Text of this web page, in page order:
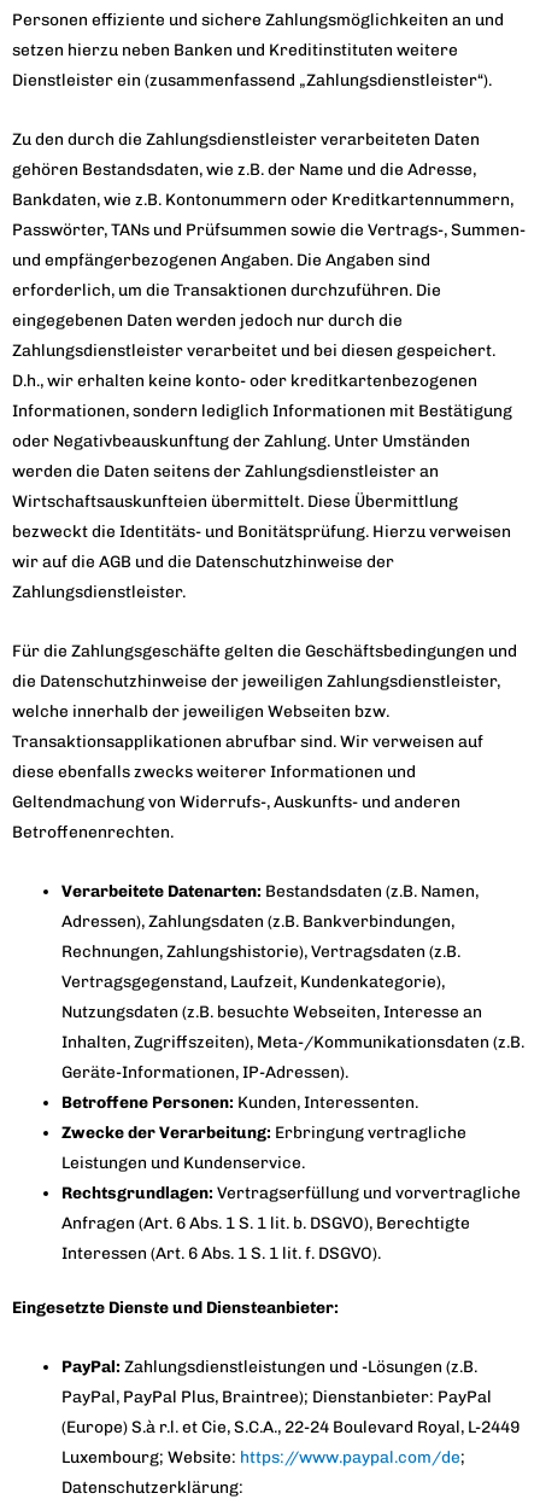
Personen effiziente und sichere Zahlungsmöglichkeiten an und
setzen hierzu neben Banken und Kreditinstituten weitere
Dienstleister ein (zusammenfassend „Zahlungsdienstleister“).
Zu den durch die Zahlungsdienstleister verarbeiteten Daten
gehören Bestandsdaten, wie z.B. der Name und die Adresse,
Bankdaten, wie z.B. Kontonummern oder Kreditkartennummern,
Passwörter, TANs und Prüfsummen sowie die Vertrags-, Summen-
und empfängerbezogenen Angaben. Die Angaben sind
erforderlich, um die Transaktionen durchzuführen. Die
eingegebenen Daten werden jedoch nur durch die
Zahlungsdienstleister verarbeitet und bei diesen gespeichert.
D.h., wir erhalten keine konto- oder kreditkartenbezogenen
Informationen, sondern lediglich Informationen mit Bestätigung
oder Negativbeauskunftung der Zahlung. Unter Umständen
werden die Daten seitens der Zahlungsdienstleister an
Wirtschaftsauskunfteien übermittelt. Diese Übermittlung
bezweckt die Identitäts- und Bonitätsprüfung. Hierzu verweisen
wir auf die AGB und die Datenschutzhinweise der
Zahlungsdienstleister.
Für die Zahlungsgeschäfte gelten die Geschäftsbedingungen und
die Datenschutzhinweise der jeweiligen Zahlungsdienstleister,
welche innerhalb der jeweiligen Webseiten bzw.
Transaktionsapplikationen abrufbar sind. Wir verweisen auf
diese ebenfalls zwecks weiterer Informationen und
Geltendmachung von Widerrufs-, Auskunfts- und anderen
Betroffenenrechten.
Verarbeitete Datenarten: Bestandsdaten (z.B. Namen,
Adressen), Zahlungsdaten (z.B. Bankverbindungen,
Rechnungen, Zahlungshistorie), Vertragsdaten (z.B.
Vertragsgegenstand, Laufzeit, Kundenkategorie),
Nutzungsdaten (z.B. besuchte Webseiten, Interesse an
Inhalten, Zugriffszeiten), Meta-/Kommunikationsdaten (z.B.
Geräte-Informationen, IP-Adressen).
Betroffene Personen: Kunden, Interessenten.
Zwecke der Verarbeitung: Erbringung vertragliche
Leistungen und Kundenservice.
Rechtsgrundlagen: Vertragserfüllung und vorvertragliche
Anfragen (Art. 6 Abs. 1 S. 1 lit. b. DSGVO), Berechtigte
Interessen (Art. 6 Abs. 1 S. 1 lit. f. DSGVO).
Eingesetzte Dienste und Diensteanbieter:
PayPal: Zahlungsdienstleistungen und -Lösungen (z.B.
PayPal, PayPal Plus, Braintree); Dienstanbieter: PayPal
(Europe) S.à r.l. et Cie, S.C.A., 22-24 Boulevard Royal, L-2449
Luxembourg; Website: https://www.paypal.com/de;
Datenschutzerklärung: